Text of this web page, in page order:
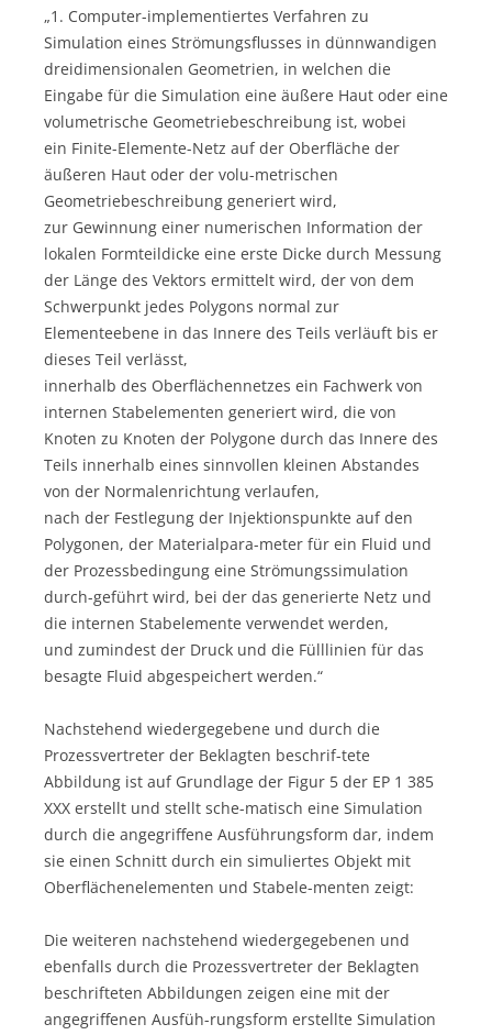
„1. Computer-implementiertes Verfahren zu
Simulation eines Strömungsflusses in dünnwandigen
dreidimensionalen Geometrien, in welchen die
Eingabe für die Simulation eine äußere Haut oder eine
volumetrische Geometriebeschreibung ist, wobei
ein Finite-Elemente-Netz auf der Oberfläche der
äußeren Haut oder der volu-metrischen
Geometriebeschreibung generiert wird,
zur Gewinnung einer numerischen Information der
lokalen Formteildicke eine erste Dicke durch Messung
der Länge des Vektors ermittelt wird, der von dem
Schwerpunkt jedes Polygons normal zur
Elementeebene in das Innere des Teils verläuft bis er
dieses Teil verlässt,
innerhalb des Oberflächennetzes ein Fachwerk von
internen Stabelementen generiert wird, die von
Knoten zu Knoten der Polygone durch das Innere des
Teils innerhalb eines sinnvollen kleinen Abstandes
von der Normalenrichtung verlaufen,
nach der Festlegung der Injektionspunkte auf den
Polygonen, der Materialpara-meter für ein Fluid und
der Prozessbedingung eine Strömungssimulation
durch-geführt wird, bei der das generierte Netz und
die internen Stabelemente verwendet werden,
und zumindest der Druck und die Fülllinien für das
besagte Fluid abgespeichert werden.“
Nachstehend wiedergegebene und durch die
Prozessvertreter der Beklagten beschrif-tete
Abbildung ist auf Grundlage der Figur 5 der EP 1 385
XXX erstellt und stellt sche-matisch eine Simulation
durch die angegriffene Ausführungsform dar, indem
sie einen Schnitt durch ein simuliertes Objekt mit
Oberflächenelementen und Stabele-menten zeigt:
Die weiteren nachstehend wiedergegebenen und
ebenfalls durch die Prozessvertreter der Beklagten
beschrifteten Abbildungen zeigen eine mit der
angegriffenen Ausfüh-rungsform erstellte Simulation